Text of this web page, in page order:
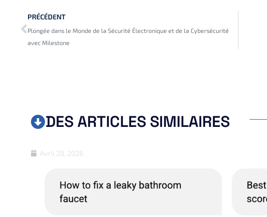
PRÉCÉDENT
Plongée dans le Monde de la Sécurité Électronique et de la Cybersécurité
avec Milestone
DES ARTICLES SIMILAIRES
Avril 28, 2026